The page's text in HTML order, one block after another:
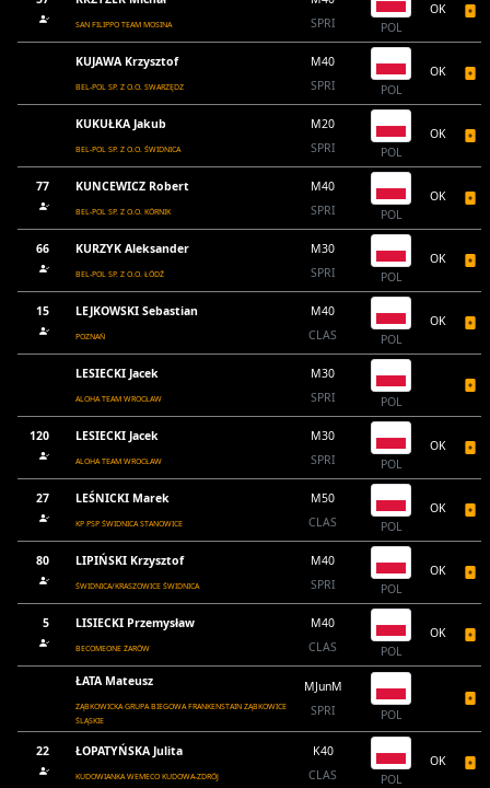
SAN FILIPPO TEAM MOSINA
SPRI
POL
OK
KUJAWA Krzysztof
BEL-POL SP. Z O.O. SWARZĘDZ
M40
SPRI
POL
OK
KUKUŁKA Jakub
BEL-POL SP. Z O.O. ŚWIDNICA
M20
SPRI
POL
OK
77 KUNCEWICZ Robert
BEL-POL SP. Z O.O. KÓRNIK
M40
SPRI
POL
OK
66 KURZYK Aleksander
BEL-POL SP. Z O.O. ŁÓDŹ
M30
SPRI
POL
OK
15 LEJKOWSKI Sebastian
POZNAŃ
M40
CLAS
POL
OK
LESIECKI Jacek
ALOHA TEAM WROCŁAW
M30
SPRI
POL
120 LESIECKI Jacek
ALOHA TEAM WROCŁAW
M30
SPRI
POL
OK
27 LEŚNICKI Marek
KP PSP ŚWIDNICA STANOWICE
M50
CLAS
POL
OK
80 LIPIŃSKI Krzysztof
ŚWIDNICA/KRASZOWICE ŚWIDNICA
M40
SPRI
POL
OK
5 LISIECKI Przemysław
BECOMEONE ŻARÓW
M40
CLAS
POL
OK
ŁATA Mateusz
ZĄBKOWICKA GRUPA BIEGOWA FRANKENSTAIN ZĄBKOWICE
ŚLĄSKIE
MJunM
SPRI
POL
22 ŁOPATYŃSKA Julita
KUDOWIANKA WEMECO KUDOWA-ZDRÓJ
K40
CLAS
POL
OK